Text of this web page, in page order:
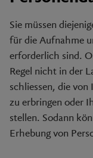
Sie müssen
für die Aufnahme
erforderlich sind.
Regel nicht in der
schliessen, die
zu erbringen oder
stellen. Sodann
Erhebung von